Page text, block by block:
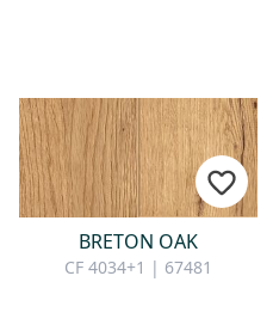
BRETON OAK
CF 4034+1 | 67481